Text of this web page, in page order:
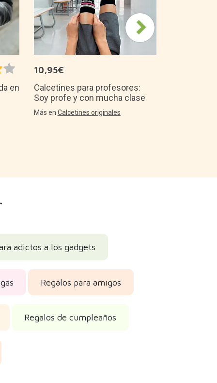
en
10,95€
Calcetines para profesores:
Soy profe y con mucha clase
Más en Calcetines originales
adictos a los gadgets
Regalos para amigos
Regalos de cumpleaños